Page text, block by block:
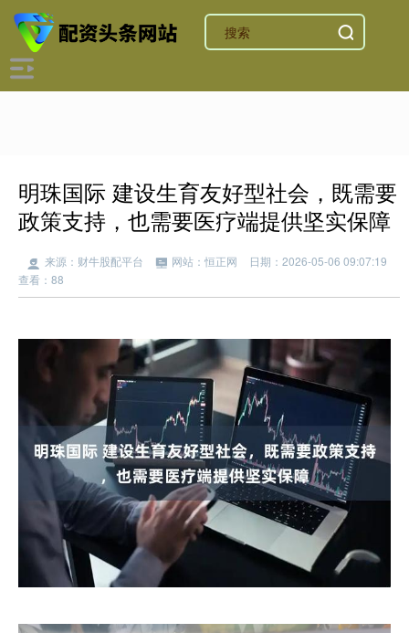
明珠国际 建设生育友好型社会，既需要
政策支持，也需要医疗端提供坚实保障
来源：财牛股配平台 网站：恒正网
日期：2026-05-06 09:07:19
查看：88